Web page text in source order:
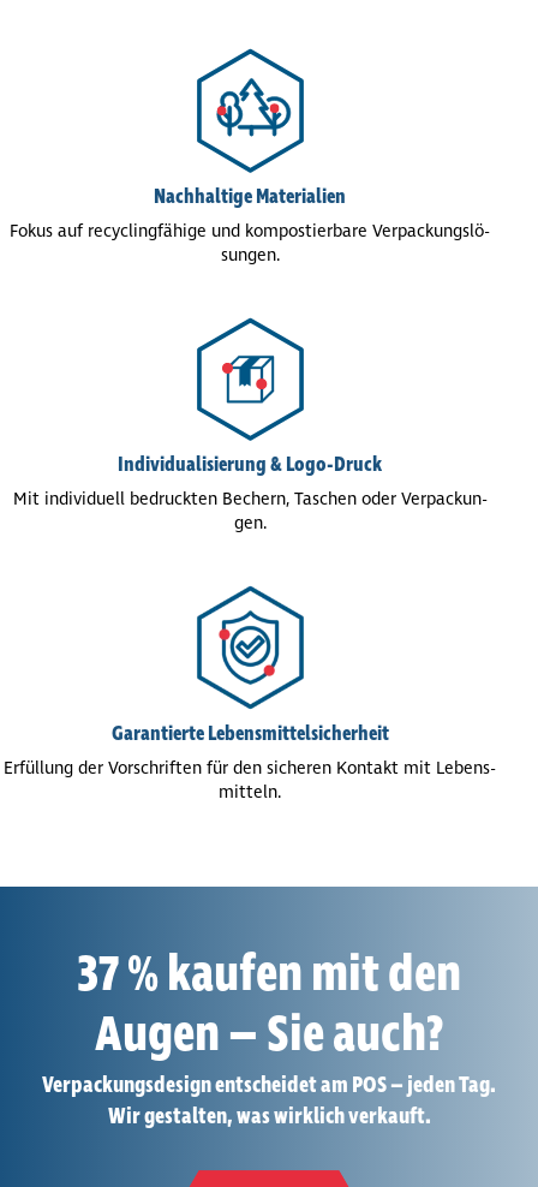
Nach­hal­tige Mate­ria­lien
Fokus auf recy­cling­fä­hige und kom­pos­tier­bare Ver­pa­ckungs­lö­
sun­gen.
Indi­vi­dua­li­sie­rung & Logo-Druck
Mit indi­vi­du­ell bedruck­ten Bechern, Taschen oder Ver­pa­ckun­
gen.
Garan­tierte Lebens­mit­tel­si­cher­heit
Erfüllung der Vor­schrif­ten für den sicheren Kontakt mit Lebens­
mit­teln.
37 % kaufen mit den
Augen – Sie auch?
Verpa­ckungs­de­sign entscheidet am POS – jeden Tag.
Wir gestalten, was wirklich verkauft.